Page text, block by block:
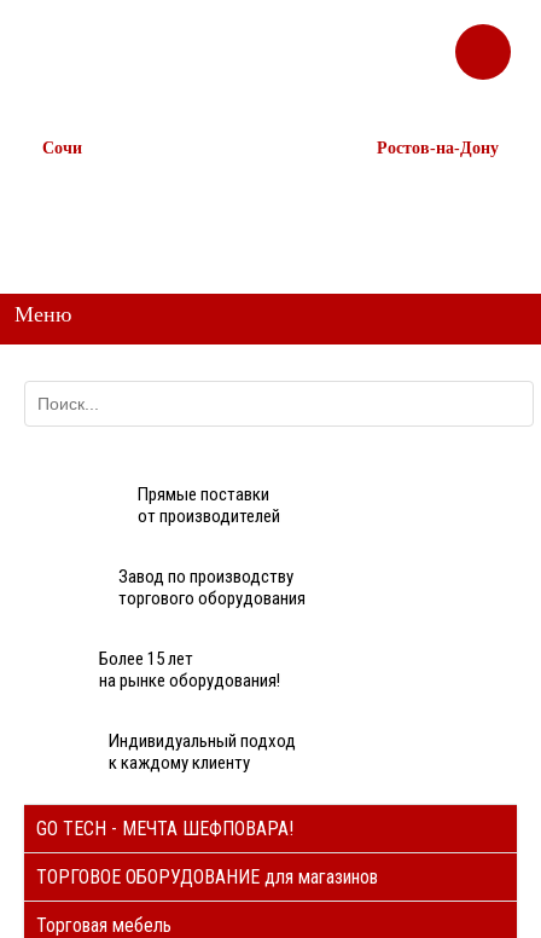
Сочи
ЗАКАЗАТЬ
ЗВОНОК
Ростов-на-Дону
Меню
Прямые поставки
от производителей
Завод по производству
торгового оборудования
Более 15 лет
на рынке оборудования!
Индивидуальный подход
к каждому клиенту
GO TECH - МЕЧТА ШЕФПОВАРА!
ТОРГОВОЕ ОБОРУДОВАНИЕ для магазинов
Торговая мебель